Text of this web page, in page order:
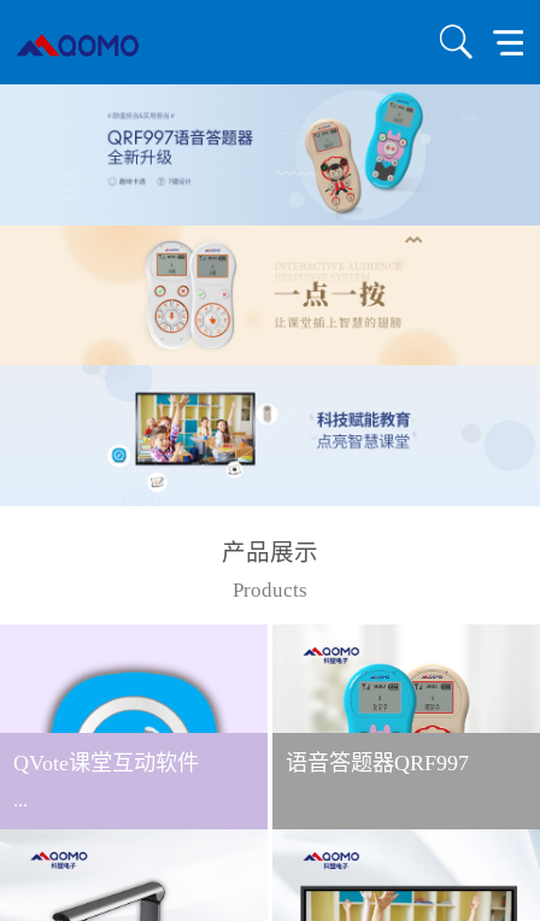
产品展示
Products
QVote课堂互动软件
...
下载QVote授课软件课堂互
语音答题器QRF997